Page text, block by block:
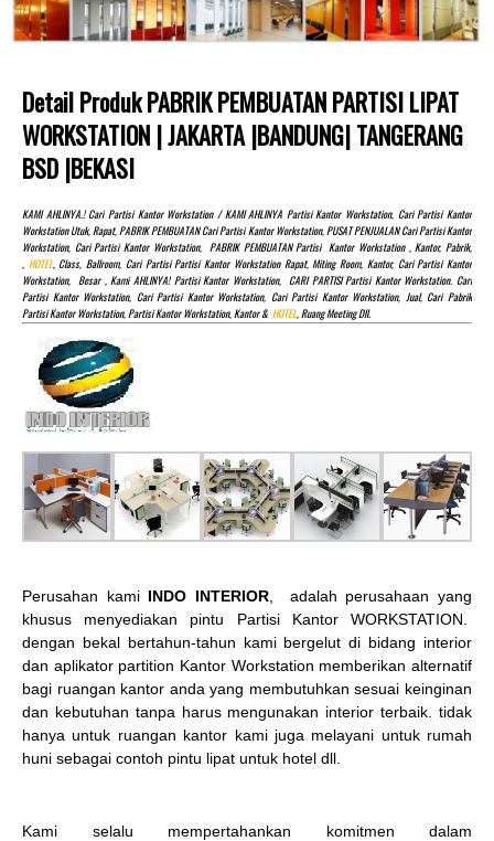
Detail Produk PABRIK PEMBUATAN PARTISI LIPAT
WORKSTATION | JAKARTA |BANDUNG| TANGERANG
BSD |BEKASI
KAMI AHLINYA.! Cari Partisi Kantor Workstation / KAMI AHLINYA Partisi Kantor Workstation, Cari Partisi Kantor
Workstation Utuk, Rapat, PABRIK PEMBUATAN Cari Partisi Kantor Workstation, PUSAT PENJUALAN Cari Partisi Kantor
Workstation, Cari Partisi Kantor Workstation, PABRIK PEMBUATAN Partisi Kantor Workstation , Kantor, Pabrik,
, HOTEL, Class, Ballroom, Cari Partisi Partisi Kantor Workstation Rapat, Miting Room, Kantor, Cari Partisi Kantor
Workstation, Besar , Kami AHLINYA! Partisi Kantor Workstation, CARI PARTISI Partisi Kantor Workstation. Cari
Partisi Kantor Workstation, Cari Partisi Kantor Workstation, Cari Partisi Kantor Workstation, Jual, Cari Pabrik
Partisi Kantor Workstation, Partisi Kantor Workstation, Kantor & HOTEL, Ruang Meeting Dll.
Perusahan kami INDO INTERIOR, adalah perusahaan yang
khusus menyediakan pintu Partisi Kantor WORKSTATION.
dengan bekal bertahun-tahun kami bergelut di bidang interior
dan aplikator partition Kantor Workstation memberikan alternatif
bagi ruangan kantor anda yang membutuhkan sesuai keinginan
dan kebutuhan tanpa harus mengunakan interior terbaik. tidak
hanya untuk ruangan kantor kami juga melayani untuk rumah
huni sebagai contoh pintu lipat untuk hotel dll.
Kami selalu mempertahankan komitmen dalam